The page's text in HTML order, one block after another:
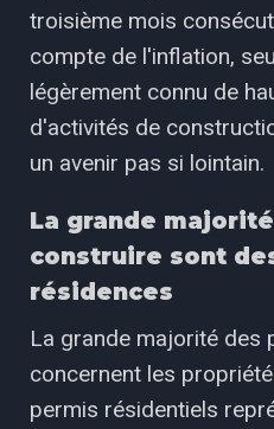
troisième mois
compte de l'inflation,
légèrement connu de
d'activités de
un avenir pas si lointain.
La grande
construire sont
résidences
La grande majorité des
concernent les
permis résidentiels